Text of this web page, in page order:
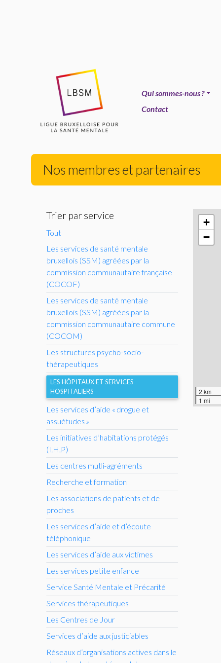
Qui sommes-nous?
Contact
Nos membres et partenaires
Trier par service
Tout
Les services de santé mentale
bruxellois (SSM) agréées par la
commission communautaire française
(COCOF)
Les services de santé mentale
bruxellois (SSM) agréées par la
commission communautaire commune
(COCOM)
Les structures psycho-socio-
thérapeutiques
LES HÔPITAUX ET SERVICES
HOSPITALIERS
Les services d’aide « drogue et
assuétudes »
Les initiatives d’habitations protégés
(I.H. P)
Les centres mutli-agréments
Recherche et formation
Les associations de patients et de
proches
Les services d’aide et d’écoute
téléphonique
Les services d’aide aux victimes
Les services petite enfance
Service Santé Mentale et Précarité
Services thérapeutiques
Les Centres de Jour
Services d’aide aux justiciables
Réseaux d’organisations actives dans le
+
−
2 km
1 mi